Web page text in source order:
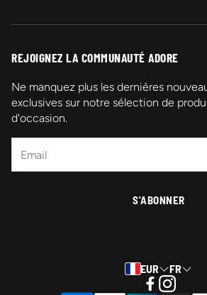
Qui sommes-nous ?
Contactez-nous
Promotions
Mentions légales
REJOIGNEZ LA COMMUNAUTÉ ADORE
Ne manquez plus les dernières
exclusives sur notre sélection de
d'occasion.
S'ABONNER
EUR FR